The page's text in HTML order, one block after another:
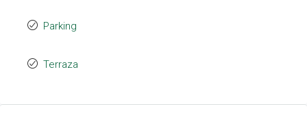
Parking
Terraza